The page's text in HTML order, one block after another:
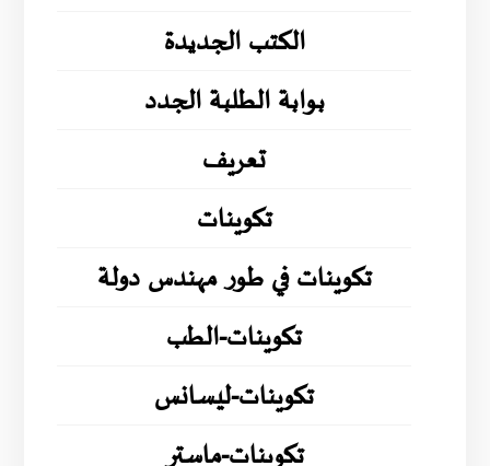
الكتب الجديدة
بوابة الطلبة الجدد
تعريف
تكوينات
تكوينات في طور مهندس دولة
تكوينات-الطب
تكوينات-ليسانس
تكوينات-ماستر